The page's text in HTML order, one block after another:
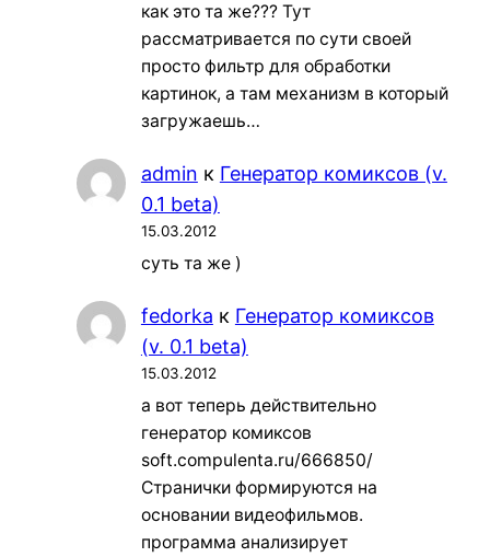
как это та же??? Тут
рассматривается по сути своей
просто фильтр для обработки
картинок, а там механизм в который
загружаешь…
admin к Генератор комиксов (v.
0.1 beta)
15.03.2012
суть та же )
fedorka к Генератор комиксов
(v. 0.1 beta)
15.03.2012
а вот теперь действительно
генератор комиксов
soft.compulenta.ru/666850/
Странички формируются на
основании видеофильмов.
программа анализирует